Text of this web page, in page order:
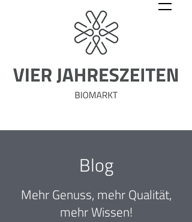
Blog
Mehr Genuss, mehr Qualität,
mehr Wissen!